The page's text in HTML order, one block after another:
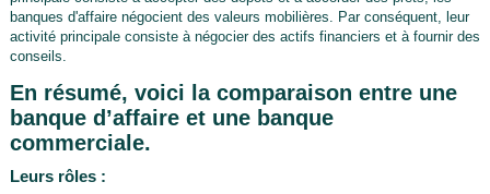
banques d'affaire négocient des valeurs mobilières. Par conséquent, leur
activité principale consiste à négocier des actifs financiers et à fournir des
conseils.
En résumé, voici la comparaison entre une
banque d’affaire et une banque
commerciale.
Leurs rôles :